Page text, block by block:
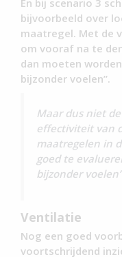
bijvoorbeeld over
maatregel. Met de
om vooraf na te
dan moeten
bijzonder voelen”.
Maar dus niet
effectiviteit van
maatregelen in
goed te
bijzonder
Ventilatie
Nog een goed
voortschrijdend